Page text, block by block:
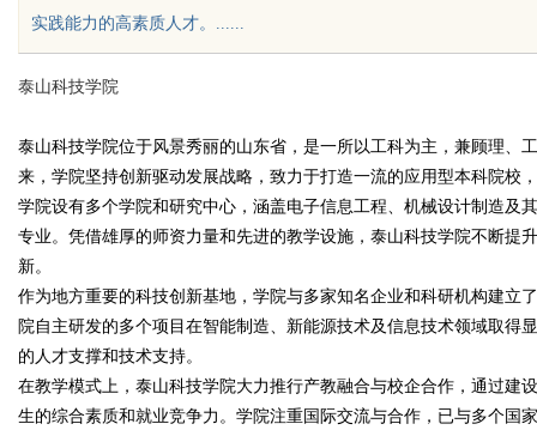
uz
实践能力的高素质人才。......
泰山科技学院
泰山科技学院位于风景秀丽的山东省，是一所以工科为主，兼顾理、
来，学院坚持创新驱动发展战略，致力于打造一流的应用型本科院校
学院设有多个学院和研究中心，涵盖电子信息工程、机械设计制造及
专业。凭借雄厚的师资力量和先进的教学设施，泰山科技学院不断提
新。
作为地方重要的科技创新基地，学院与多家知名企业和科研机构建立
院自主研发的多个项目在智能制造、新能源技术及信息技术领域取得
的人才支撑和技术支持。
在教学模式上，泰山科技学院大力推行产教融合与校企合作，通过建
生的综合素质和就业竞争力。学院注重国际交流与合作，已与多个国
律师在
品、九类杂项合规全品类承运解决方
案